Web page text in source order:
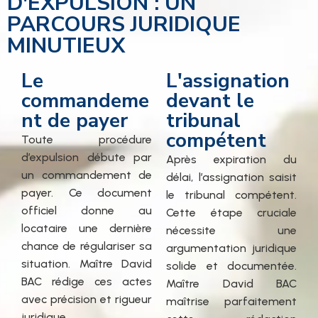
PARCOURS JURIDIQUE
MINUTIEUX
Le
commandeme
nt de payer
Toute procédure
d’expulsion débute par
un commandement de
payer. Ce document
officiel donne au
locataire une dernière
chance de régulariser sa
situation. Maître David
BAC rédige ces actes
avec précision et rigueur
L'assignation
devant le
tribunal
compétent
Après expiration du
délai, l’assignation saisit
le tribunal compétent.
Cette étape cruciale
nécessite une
argumentation juridique
solide et documentée.
Maître David BAC
maîtrise parfaitement